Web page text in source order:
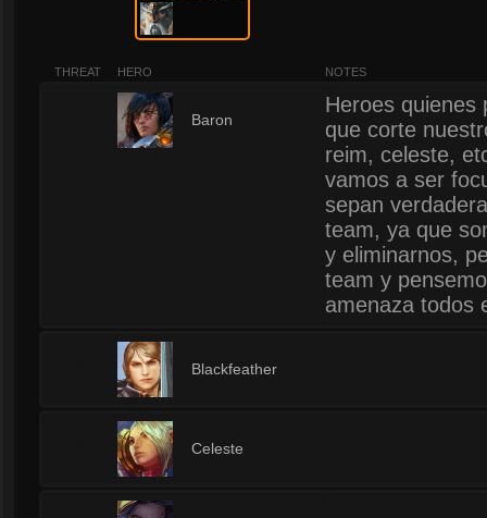
THREAT HERO NOTES
Baron
Heroes quienes
que corte
reim, celeste,
vamos a ser
sepan
team, ya que
y eliminarnos,
team y
amenaza todos
Blackfeather
Celeste